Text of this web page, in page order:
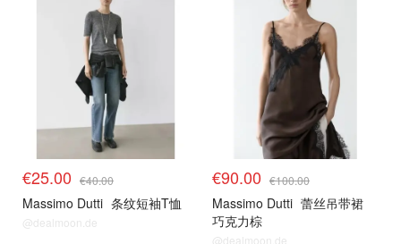
€25.00 €40.00
Massimo Dutti 条纹短袖T恤
@dealmoon.de
€90.00 €100.00
Massimo Dutti 蕾丝吊带裙
巧克力棕
@dealmoon.de